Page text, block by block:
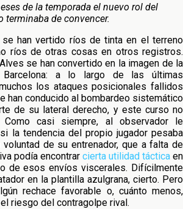
de la temporada el nuevo rol del
terminaba de convencer.
han vertido ríos de tinta en el terreno
ríos de otras cosas en otros registros.
se han convertido en la imagen de la
a lo largo de las últimas
los ataques posicionales fallidos
han conducido al bombardeo sistemático
de su lateral derecho, y este curso no
Como casi siempre, al observador le
la tendencia del propio jugador pesaba
de su entrenador, que a falta de
podía encontrar cierta utilidad táctica en
de esos envíos viscerales. Difícilmente
en la plantilla azulgrana, cierto. Pero
rechace favorable o, cuánto menos,
riesgo del contragolpe rival.